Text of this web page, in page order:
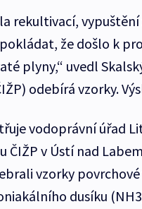
rekultivací,
že došlo k
plyny,“ uvedl
odebírá vzorky.
vodoprávní úřad
ČIŽP v Ústí nad
vzorky
dusíku